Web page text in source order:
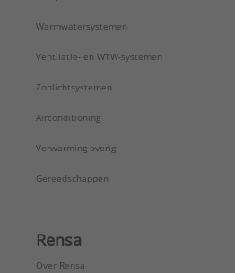
Warmwatersystemen
Ventilatie- en WTW-systemen
Zonlichtsystemen
Airconditioning
Verwarming overig
Gereedschappen
Rensa
Over Rensa